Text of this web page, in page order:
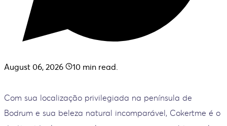
August 06, 2026 10 min read.
Com sua localização privilegiada na península de
Bodrum e sua beleza natural incomparável, Cokertme é o